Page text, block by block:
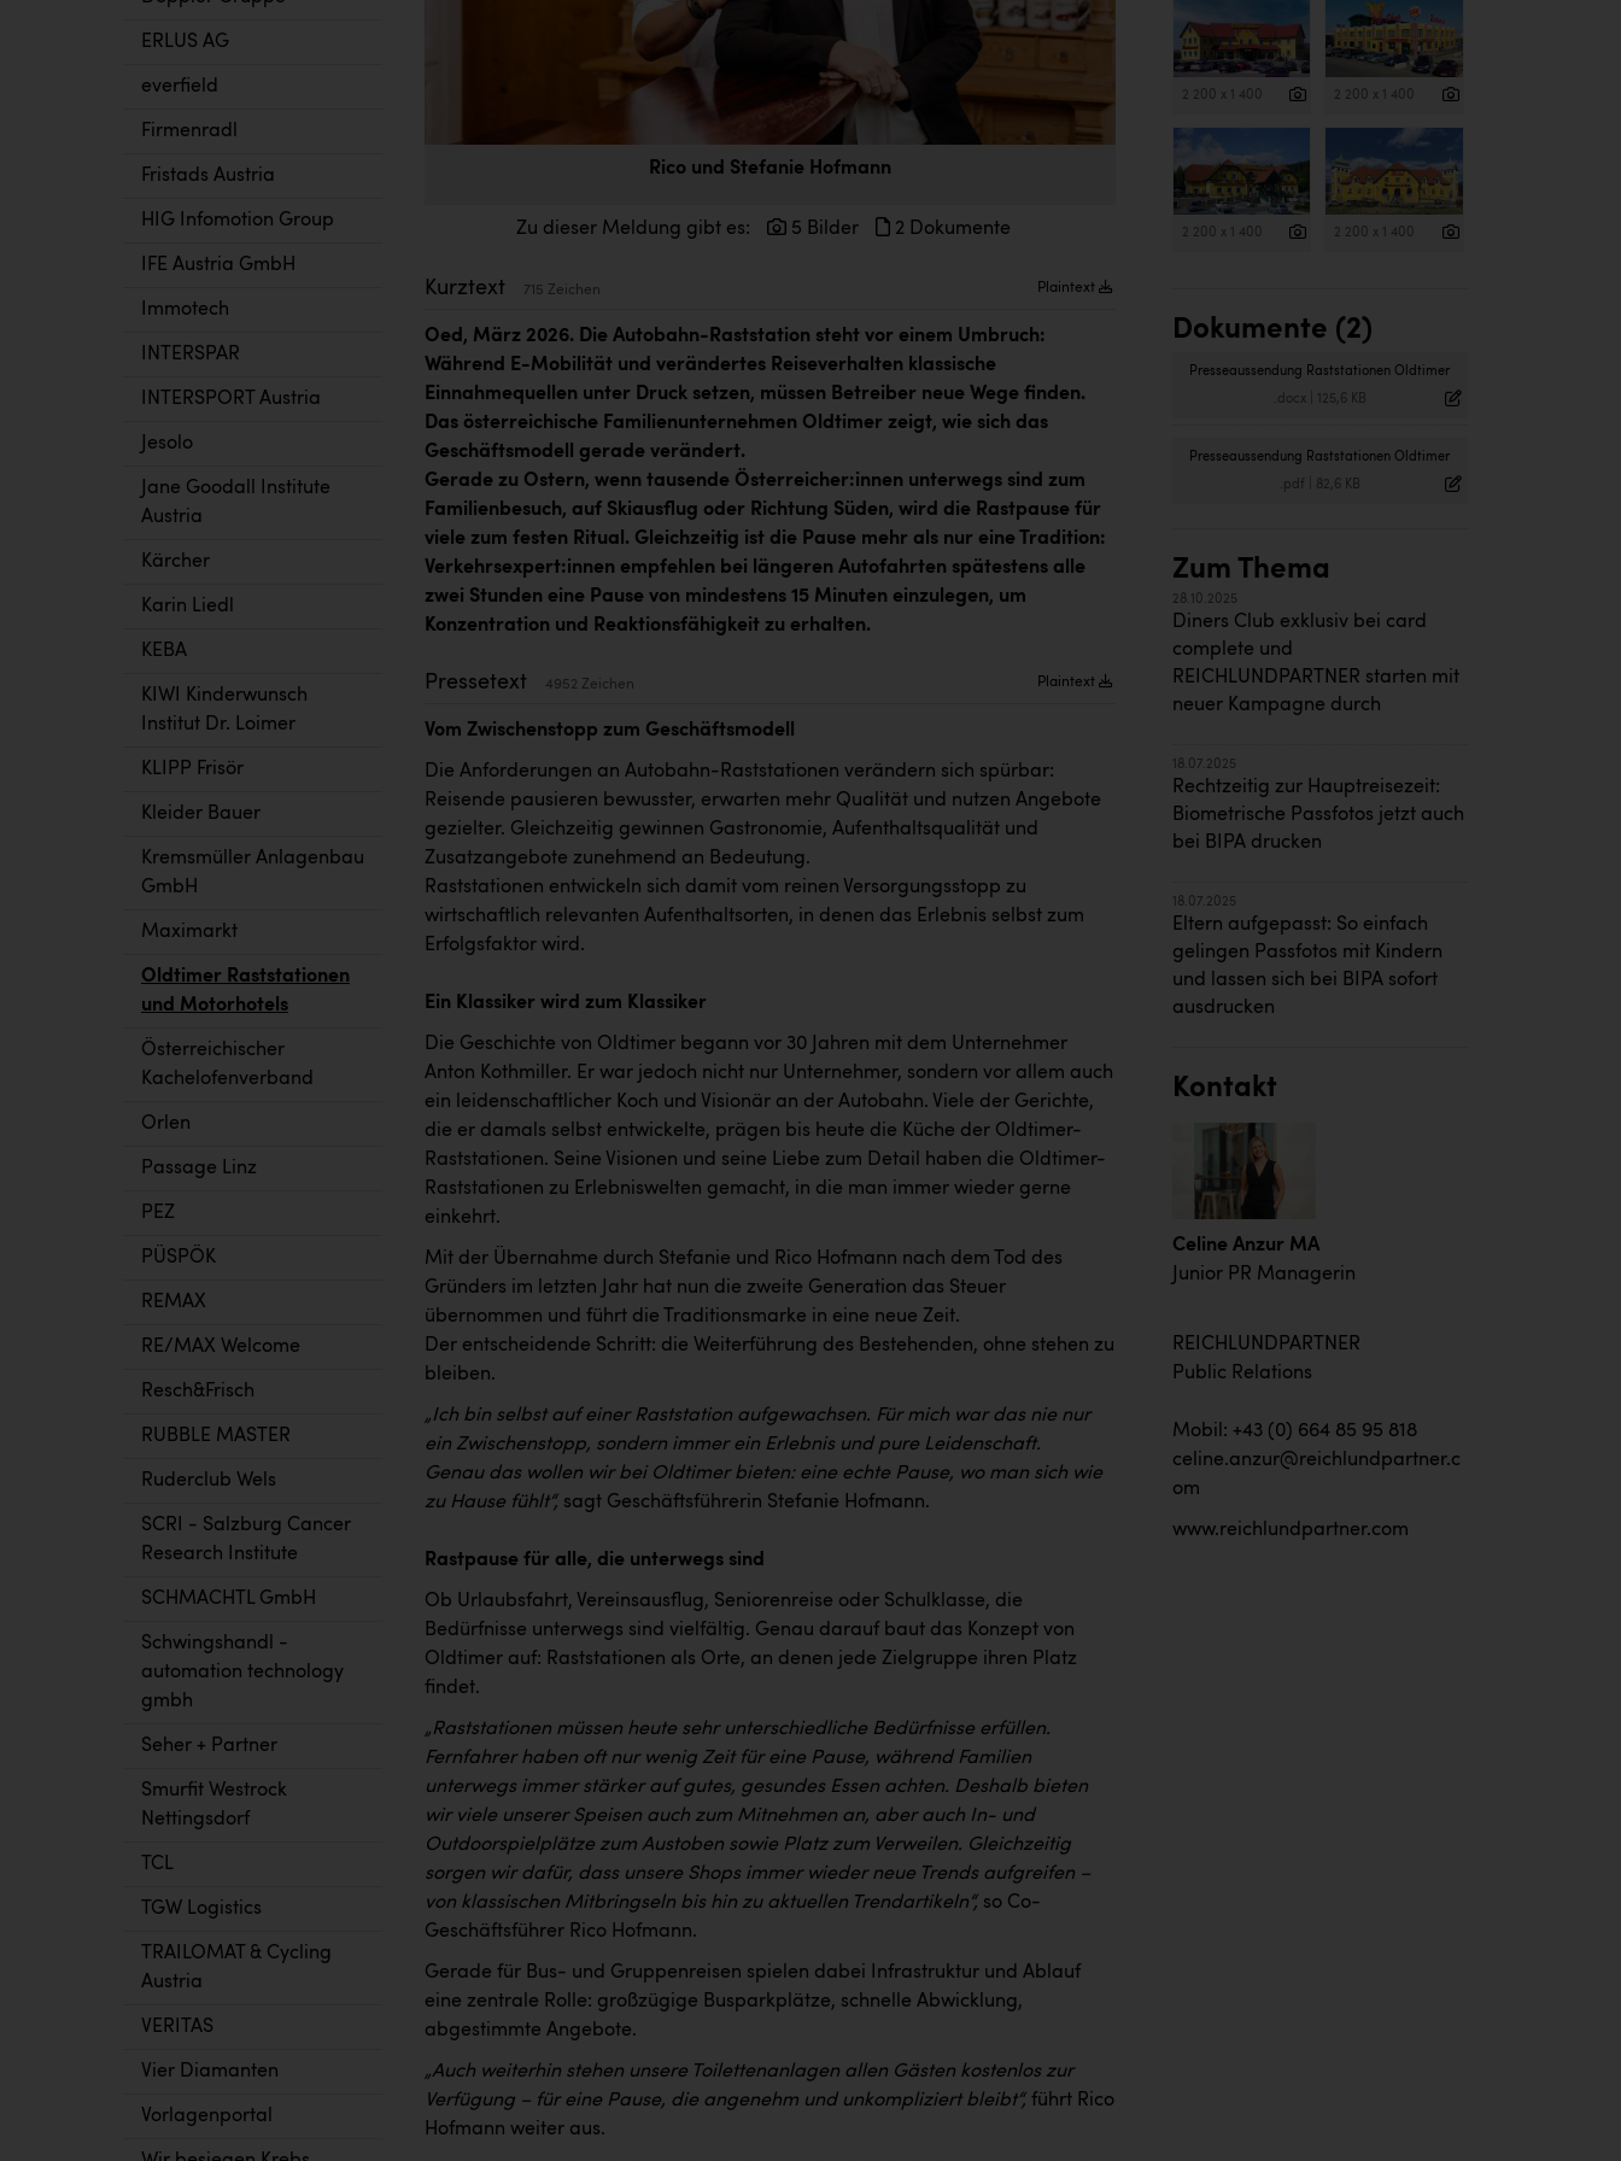
ERLUS AG
everfield
Firmenradl
Fristads Austria
HIG Infomotion Group
IFE Austria GmbH
Immotech
INTERSPAR
INTERSPORT Austria
Jesolo
Jane Goodall Institute
Austria
Kärcher
Karin Liedl
KEBA
KIWI Kinderwunsch
Institut Dr. Loimer
KLIPP Frisör
Kleider Bauer
Kremsmüller Anlagenbau
GmbH
Maximarkt
Oldtimer Raststationen
und Motorhotels
Österreichischer
Kachelofenverband
Orlen
Passage Linz
PEZ
PÜSPÖK
REMAX
RE/MAX Welcome
Resch&Frisch
RUBBLE MASTER
Ruderclub Wels
SCRI - Salzburg Cancer
Research Institute
SCHMACHTL GmbH
Schwingshandl -
automation technology
gmbh
Seher + Partner
Smurfit Westrock
Nettingsdorf
TCL
TGW Logistics
TRAILOMAT & Cycling
Austria
VERITAS
Vier Diamanten
Vorlagenportal
Rico und Stefanie Hofmann
Zu dieser Meldung gibt es: 5 Bilder 2 Dokumente
Kurztext 715 Zeichen Plaintext
Oed, März 2026. Die Autobahn-Raststation steht vor einem Umbruch:
Während E-Mobilität und verändertes Reiseverhalten klassische
Einnahmequellen unter Druck setzen, müssen Betreiber neue Wege finden.
Das österreichische Familienunternehmen Oldtimer zeigt, wie sich das
Geschäftsmodell gerade verändert.
Gerade zu Ostern, wenn tausende Österreicher:innen unterwegs sind zum
Familienbesuch, auf Skiausflug oder Richtung Süden, wird die Rastpause für
viele zum festen Ritual. Gleichzeitig ist die Pause mehr als nur eine Tradition:
Verkehrsexpert:innen empfehlen bei längeren Autofahrten spätestens alle
zwei Stunden eine Pause von mindestens 15 Minuten einzulegen, um
Konzentration und Reaktionsfähigkeit zu erhalten.
Pressetext 4952 Zeichen Plaintext
Vom Zwischenstopp zum Geschäftsmodell
Die Anforderungen an Autobahn-Raststationen verändern sich spürbar:
Reisende pausieren bewusster, erwarten mehr Qualität und nutzen Angebote
gezielter. Gleichzeitig gewinnen Gastronomie, Aufenthaltsqualität und
Zusatzangebote zunehmend an Bedeutung.
Raststationen entwickeln sich damit vom reinen Versorgungsstopp zu
wirtschaftlich relevanten Aufenthaltsorten, in denen das Erlebnis selbst zum
Erfolgsfaktor wird.
Ein Klassiker wird zum Klassiker
Die Geschichte von Oldtimer begann vor 30 Jahren mit dem Unternehmer
Anton Kothmiller. Er war jedoch nicht nur Unternehmer, sondern vor allem auch
ein leidenschaftlicher Koch und Visionär an der Autobahn. Viele der Gerichte,
die er damals selbst entwickelte, prägen bis heute die Küche der Oldtimer-
Raststationen. Seine Visionen und seine Liebe zum Detail haben die Oldtimer-
Raststationen zu Erlebniswelten gemacht, in die man immer wieder gerne
einkehrt.
Mit der Übernahme durch Stefanie und Rico Hofmann nach dem Tod des
Gründers im letzten Jahr hat nun die zweite Generation das Steuer
übernommen und führt die Traditionsmarke in eine neue Zeit.
Der entscheidende Schritt: die Weiterführung des Bestehenden, ohne stehen zu
bleiben.
„Ich bin selbst auf einer Raststation aufgewachsen. Für mich war das nie nur
ein Zwischenstopp, sondern immer ein Erlebnis und pure Leidenschaft.
Genau das wollen wir bei Oldtimer bieten: eine echte Pause, wo man sich wie
zu Hause fühlt“, sagt Geschäftsführerin Stefanie Hofmann.
Rastpause für alle, die unterwegs sind
Ob Urlaubsfahrt, Vereinsausflug, Seniorenreise oder Schulklasse, die
Bedürfnisse unterwegs sind vielfältig. Genau darauf baut das Konzept von
Oldtimer auf: Raststationen als Orte, an denen jede Zielgruppe ihren Platz
findet.
„Raststationen müssen heute sehr unterschiedliche Bedürfnisse erfüllen.
Fernfahrer haben oft nur wenig Zeit für eine Pause, während Familien
unterwegs immer stärker auf gutes, gesundes Essen achten. Deshalb bieten
wir viele unserer Speisen auch zum Mitnehmen an, aber auch In- und
Outdoorspielplätze zum Austoben sowie Platz zum Verweilen. Gleichzeitig
sorgen wir dafür, dass unsere Shops immer wieder neue Trends aufgreifen –
von klassischen Mitbringseln bis hin zu aktuellen Trendartikeln“, so Co-
Geschäftsführer Rico Hofmann.
Gerade für Bus- und Gruppenreisen spielen dabei Infrastruktur und Ablauf
eine zentrale Rolle: großzügige Busparkplätze, schnelle Abwicklung,
abgestimmte Angebote.
„Auch weiterhin stehen unsere Toilettenanlagen allen Gästen kostenlos zur
Verfügung – für eine Pause, die angenehm und unkompliziert bleibt“, führt Rico
Hofmann weiter aus.
2 200 x 1 400 2 200 x 1 400
2 200 x 1 400 2 200 x 1 400
Dokumente (2)
Presseaussendung Raststationen Oldtimer
.docx| 125,6 KB
Presseaussendung Raststationen Oldtimer
.pdf 82,6 KB
Zum Thema
28.10.2025
Diners Club exklusiv bei card
complete und
REICHLUNDPARTNER starten mit
neuer Kampagne durch
18.07.2025
Rechtzeitig zur Hauptreisezeit:
Biometrische Passfotos jetzt auch
bei BIPA drucken
18.07.2025
Eltern aufgepasst: So einfach
gelingen Passfotos mit Kindern
und lassen sich bei BIPA sofort
ausdrucken
Kontakt
Celine Anzur MA
Junior PR Managerin
REICHLUNDPARTNER
Public Relations
Mobil: +43 (0) 664 85 95 818
celine.anzur@reichlundpartner.c
om
www.reichlundpartner.com